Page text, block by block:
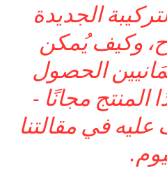
الجديدة
وكيف يُمكن
الحصول
المنتج مجانًا -
في مقالتنا